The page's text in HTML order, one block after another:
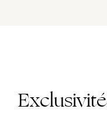
Exclusivité